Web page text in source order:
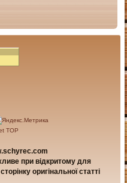
при відкритому для
оригінальної статті